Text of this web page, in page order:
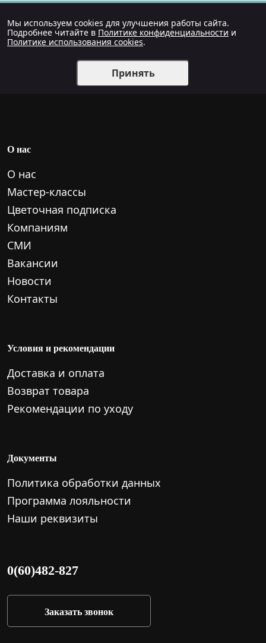
Мы используем cookies для улучшения работы сайта.
Подробнее читайте в Политике конфиденциальности и
Политике использования cookies.
Принять
О нас
О нас
Мастер-классы
Цветочная подписка
Компаниям
СМИ
Вакансии
Новости
Контакты
Условия и рекомендации
Доставка и оплата
Возврат товара
Рекомендации по уходу
Документы
Политика обработки данных
Программа лояльности
Наши реквизиты
0(60)482-827
Заказать звонок